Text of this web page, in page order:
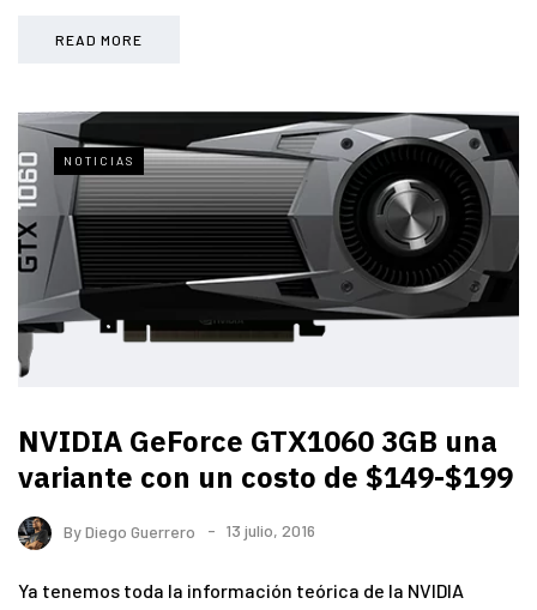
READ MORE
NOTICIAS
NVIDIA GeForce GTX1060 3GB una
variante con un costo de $149-$199
ByDiego Guerrero 13 julio, 2016
Ya tenemos toda la información teórica de la NVIDIA